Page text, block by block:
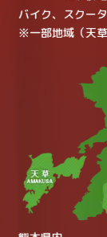
バイク、スクー
※一部地域（天